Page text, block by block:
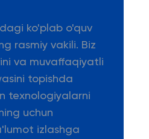
ko'plab o'quv
rasmiy vakili. Biz
va muvaffaqiyatli
topishda
texnologiyalarni
uchun
izlashga